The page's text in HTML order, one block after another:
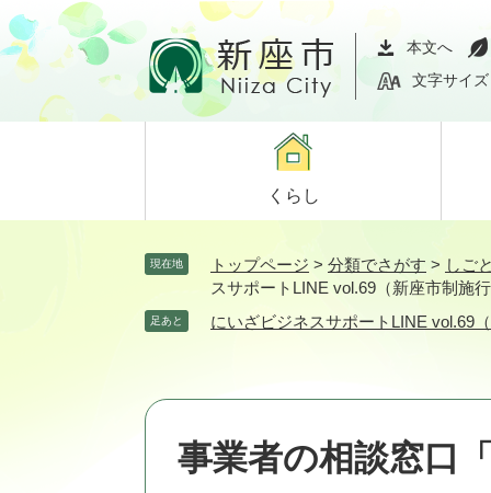
ペ
ー
ジ
メ
ニ
ュ
て
本文へ
文字サイズ
くらし
現在地 トップページ > 分類でさがす > しご
スサポートLINE vol.69（新座市制施
足あと にいざビジネスサポートLINE vol.69
事業者の相談窓口